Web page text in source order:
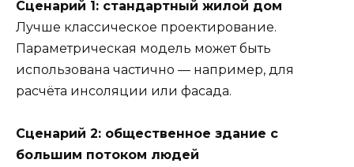
Сценарий 1: стандартный жилой дом
Лучше классическое проектирование.
Параметрическая модель может быть
использована частично — например, для
расчёта инсоляции или фасада.
Сценарий 2: общественное здание с
большим потоком людей